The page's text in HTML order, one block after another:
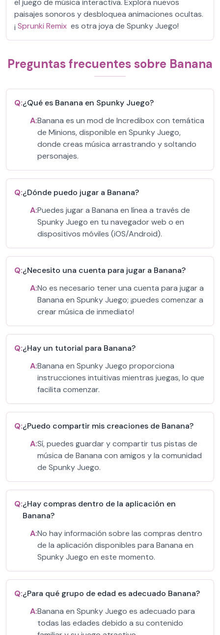
el juego de música interactiva. Explora nuevos
paisajes sonoros y desbloquea animaciones ocultas.
¡ Sprunki Remix es otra joya de Spunky Juego!
Preguntas frecuentes sobre Banana
Q:¿Qué es Banana en Spunky Juego?
A:Banana es un mod de Incredibox con temática
de Minions, disponible en Spunky Juego,
donde creas música arrastrando y soltando
personajes.
Q:¿Dónde puedo jugar a Banana?
A:Puedes jugar a Banana en línea a través de
Spunky Juego en tu navegador web o en
dispositivos móviles (iOS/Android).
Q:¿Necesito una cuenta para jugar a Banana?
A:No es necesario tener una cuenta para jugar a
Banana en Spunky Juego; ¡puedes comenzar a
crear música de inmediato!
Q:¿Hay un tutorial para Banana?
A:Banana en Spunky Juego proporciona
instrucciones intuitivas mientras juegas, lo que
facilita comenzar.
Q:¿Puedo compartir mis creaciones de Banana?
A:Sí, puedes guardar y compartir tus pistas de
música de Banana con amigos y la comunidad
de Spunky Juego.
Q:¿Hay compras dentro de la aplicación en
Banana?
A:No hay información sobre las compras dentro
de la aplicación disponibles para Banana en
Spunky Juego en este momento.
Q:¿Para qué grupo de edad es adecuado Banana?
A:Banana en Spunky Juego es adecuado para
todas las edades debido a su contenido